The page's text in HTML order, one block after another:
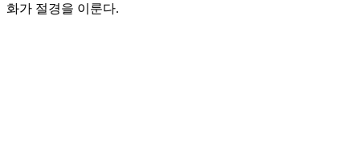
화가 절경을 이룬다.